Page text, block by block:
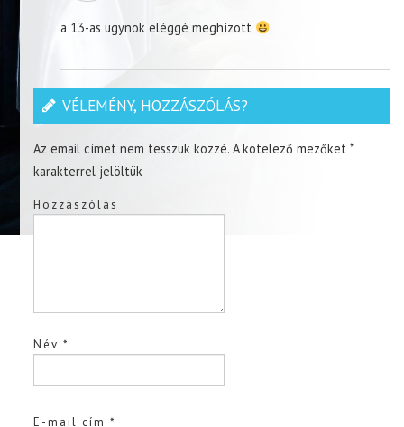
a 13-as ügynök eléggé meghízott
VÉLEMÉNY, HOZZÁSZÓLÁS?
Az email címet nem tesszük közzé. A kötelező mezőket*
karakterrel jelöltük
Hozzászólás
Név*
E-mail cím*